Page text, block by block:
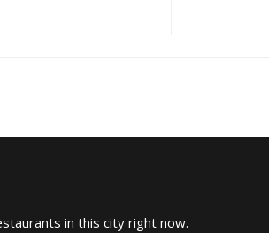
in this city right now.